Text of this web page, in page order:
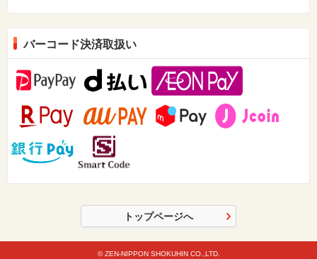
バーコード決済取扱い
トップページへ
© ZEN-NIPPON SHOKUHIN CO.,LTD.